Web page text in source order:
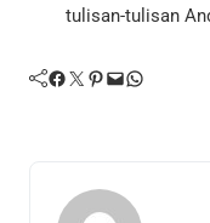
tulisan-tulisan
Facebook Twitter Pinterest Mail WhatsApp